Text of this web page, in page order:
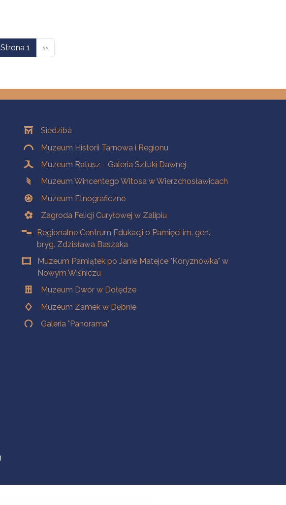
Strona 1 Następna strona
››
OddziałySiedziba
Muzeum Historii Tarnowa i Regionu
Muzeum Ratusz - Galeria Sztuki Dawnej
Muzeum Wincentego Witosa w Wierzchosławicach
Muzeum Etnograficzne
Zagroda Felicji Curyłowej w Zalipiu
Regionalne Centrum Edukacji o Pamięci im. gen.
bryg. Zdzisława Baszaka
Muzeum Pamiątek po Janie Matejce "Koryznówka" w
Nowym Wiśniczu
Muzeum Dwór w Dołędze
Muzeum Zamek w Dębnie
Galeria "Panorama"